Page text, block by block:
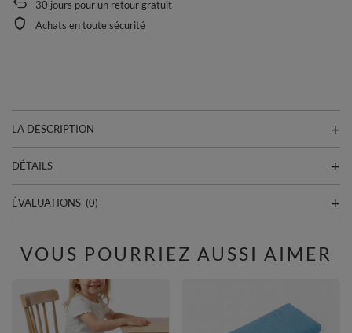
30 jours pour un retour gratuit
Achats en toute sécurité
LA DESCRIPTION
DÉTAILS
ÉVALUATIONS (0)
VOUS POURRIEZ AUSSI AIMER